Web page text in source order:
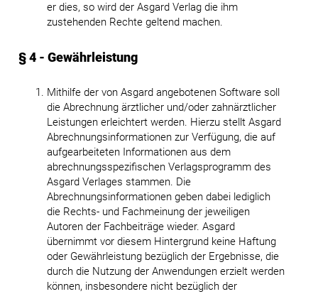
er dies, so wird der Asgard Verlag die ihm
zustehenden Rechte geltend machen.
§ 4 - Gewährleistung
Mithilfe der von Asgard angebotenen Software soll
die Abrechnung ärztlicher und/oder zahnärztlicher
Leistungen erleichtert werden. Hierzu stellt Asgard
Abrechnungsinformationen zur Verfügung, die auf
aufgearbeiteten Informationen aus dem
abrechnungsspezifischen Verlagsprogramm des
Asgard Verlages stammen. Die
Abrechnungsinformationen geben dabei lediglich
die Rechts- und Fachmeinung der jeweiligen
Autoren der Fachbeiträge wieder. Asgard
übernimmt vor diesem Hintergrund keine Haftung
oder Gewährleistung bezüglich der Ergebnisse, die
durch die Nutzung der Anwendungen erzielt werden
können, insbesondere nicht bezüglich der